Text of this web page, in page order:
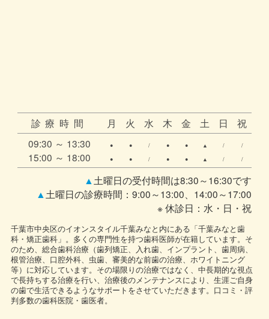
診療時間 月 火 水 木 金 土 日
祝
09:30 ～ 13:30
● ● / ● ● ▲ / /
15:00 ～ 18:00 ● ● / ● ● ▲ / /
▲ 土曜日の受付時間は8:30～16:30です
▲ 土曜日の診療時間：9:00～13:00、14:00～17:00
※ 休診日：水・日・祝
千葉市中央区のイオンスタイル千葉みなと内にある「千葉みなと歯
科・矯正歯科」。多くの専門性を持つ歯科医師が在籍しています。そ
のため、総合歯科治療（歯列矯正、入れ歯、インプラント、歯周病、
根管治療、口腔外科、虫歯、審美的な前歯の治療、ホワイトニング
等）に対応しています。その場限りの治療ではなく、中長期的な視点
で長持ちする治療を行い、治療後のメンテナンスにより、生涯ご自身
の歯で生活できるようなサポートをさせていただきます。口コミ・評
判多数の歯科医院・歯医者。